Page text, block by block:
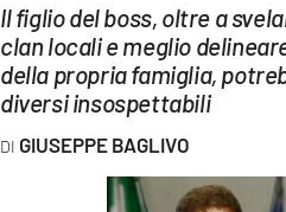
LAC NETWORK
LAC ONAIR
LaC
Network
LACPLAY.IT
Il figlio del boss, oltre a
clan locali e meglio
della propria famiglia,
diversi insospettabili
GIUSEPPE BAGLIVO